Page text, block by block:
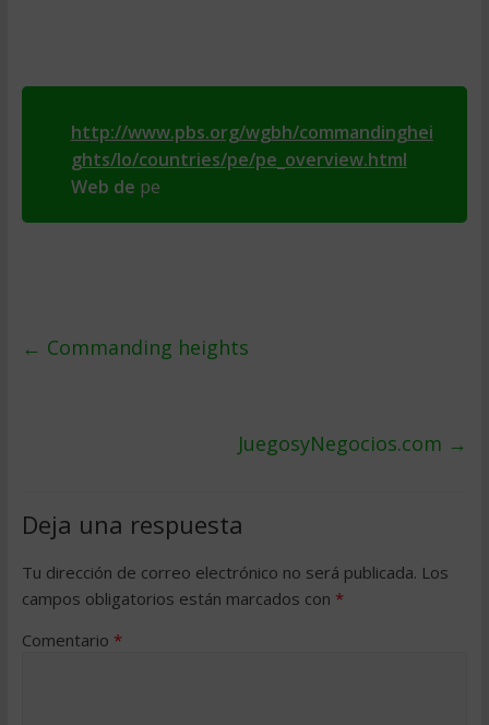
http://www.pbs.org/wgbh/commandinghei
ghts/lo/countries/pe/pe_overview.html
Web de pe
← Commanding heights
JuegosyNegocios.com →
Deja una respuesta
Tu dirección de correo electrónico no será publicada. Los
campos obligatorios están marcados con *
Comentario *